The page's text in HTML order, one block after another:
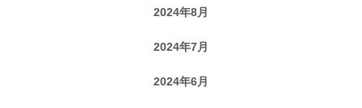
2024年8月
2024年7月
2024年6月